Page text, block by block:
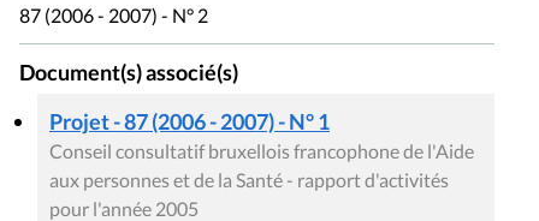
87 (2006 - 2007) - N° 2
Document(s) associé(s)
Projet - 87 (2006 - 2007) - N° 1
Conseil consultatif bruxellois francophone de l'Aide
aux personnes et de la Santé - rapport d'activités
pour l'année 2005